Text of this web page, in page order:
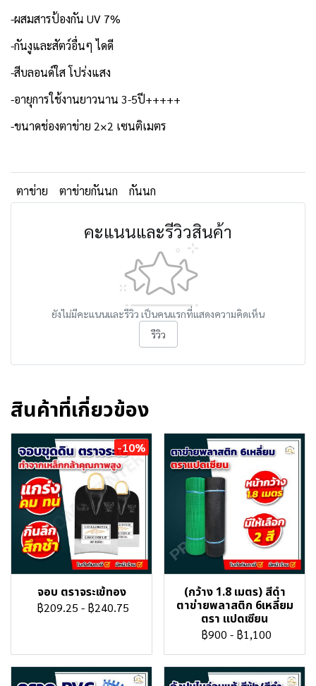
-ผสมสารป้องกัน UV 7%
-กันงูและสัตว์อื่นๆ ไดดี
-สีบลอนด์ใส โปร่งแสง
-อายุการใช้งานยาวนาน 3-5ปี+++++
-ขนาดช่องตาข่าย 2×2 เซนติเมตร
ตาข่าย ตาข่ายกันนก กันนก
คะแนนและรีวิวสินค้า
ยังไม่มีคะแนนและรีวิว เป็นคนแรกที่แสดงความคิดเห็น
รีวิว
สินค้าที่เกี่ยวข้อง
-10%
จอบ ตราจระเข้ทอง
฿209.25 - ฿240.75
(กว้าง 1.8 เมตร) สีดำ
ตาข่ายพลาสติก 6เหลี่ยม
ตรา แปดเซียน
฿900 - ฿1,100